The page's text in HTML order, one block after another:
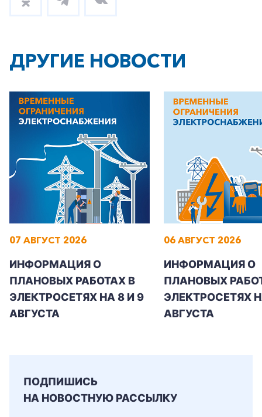
+7-800-700-24-57
Заказать обратный звонок
Частным клиентам
ДРУГИЕ НОВОСТИ
07 АВГУСТ 2026
ИНФОРМАЦИЯ О
ПЛАНОВЫХ РАБОТАХ В
ЭЛЕКТРОСЕТЯХ НА 8 И 9
АВГУСТА
06 АВГУСТ 2026
ИНФОРМАЦИЯ О
ПЛАНОВЫХ
ЭЛЕКТРОСЕТЯХ
АВГУСТА
ПОДПИШИСЬ
НА НОВОСТНУЮ РАССЫЛКУ